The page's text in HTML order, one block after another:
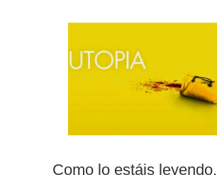
Como lo estáis leyendo,